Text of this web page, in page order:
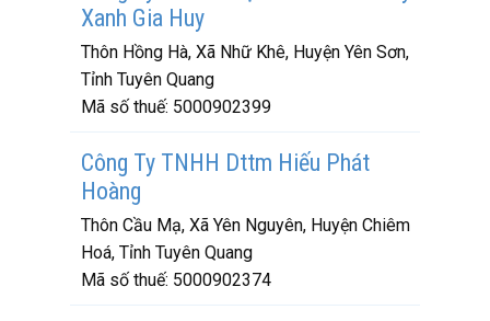
Xanh Gia Huy
Thôn Hồng Hà, Xã Nhữ Khê, Huyện Yên Sơn,
Tỉnh Tuyên Quang
Mã số thuế: 5000902399
Công Ty TNHH Dttm Hiếu Phát
Hoàng
Thôn Cầu Mạ, Xã Yên Nguyên, Huyện Chiêm
Hoá, Tỉnh Tuyên Quang
Mã số thuế: 5000902374